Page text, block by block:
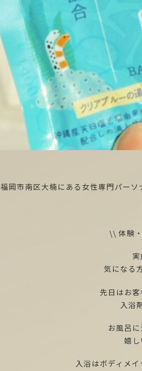
福岡市南区大楠にある女性専門パー
\\ 体験
気になる
先日はお
入浴
お風呂
嬉
入浴はボディメ